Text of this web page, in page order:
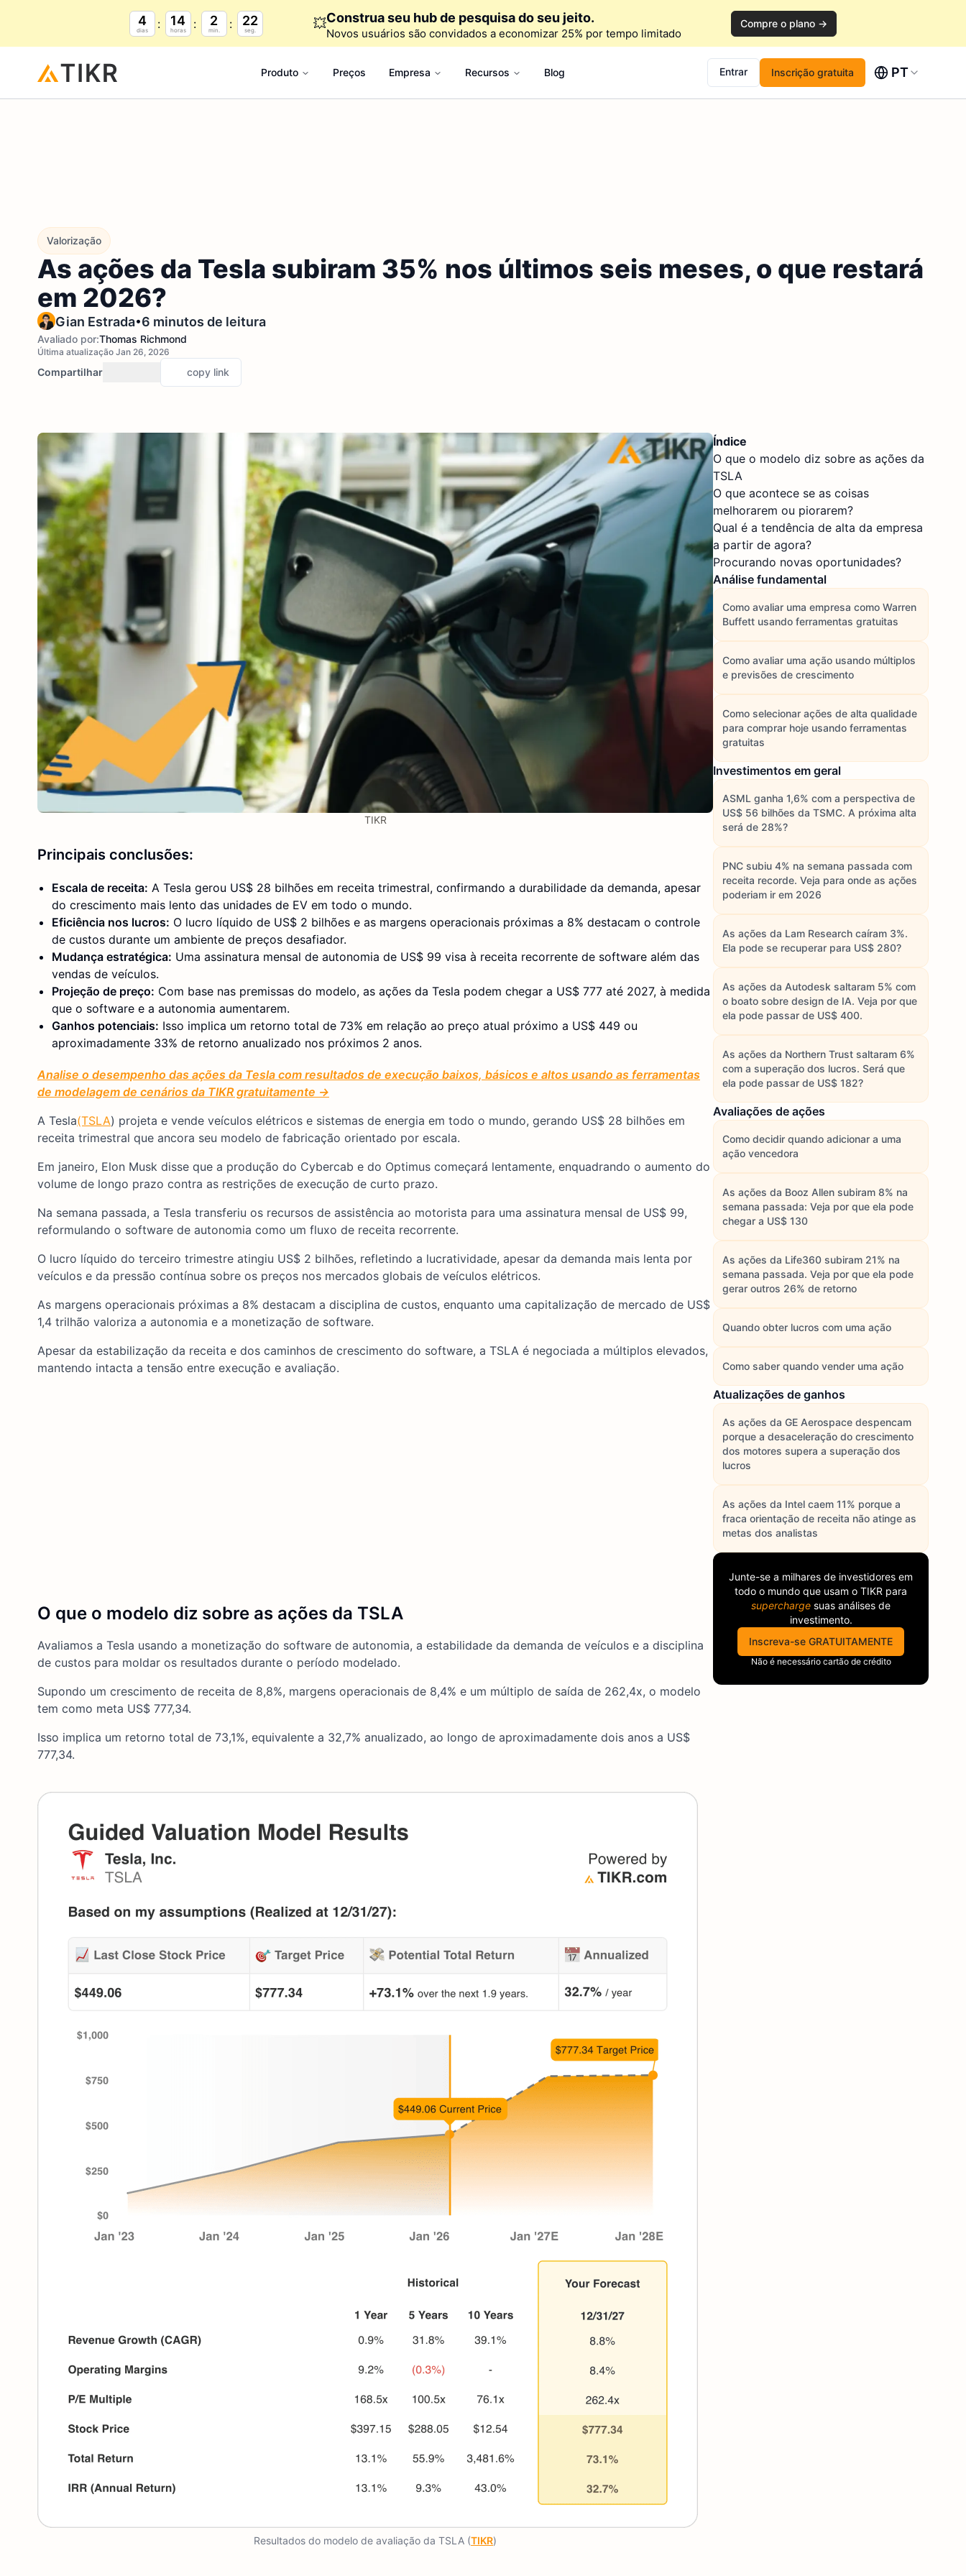
4
dias
14
horas
2
min.
20
seg. 💥Construa seu hub de pesquisa do seu jeito.
Novos usuários são convidados a economizar 25% por tempo limitado
Compre o plano →
Produto Preços Empresa Recursos Blog Entrar Inscrição gratuita PT
Valorização
As ações da Tesla subiram 35% nos últimos seis meses, o que restará
em 2026?
Gian Estrada•6 minutos de leitura
Avaliado por:Thomas Richmond
Última atualização Jan 26, 2026
Compartilhar copy link
TIKR
Principais conclusões:
Escala de receita: A Tesla gerou US$ 28 bilhões em receita trimestral, confirmando a durabilidade da demanda, apesar
do crescimento mais lento das unidades de EV em todo o mundo.
Eficiência nos lucros: O lucro líquido de US$ 2 bilhões e as margens operacionais próximas a 8% destacam o controle
de custos durante um ambiente de preços desafiador.
Mudança estratégica: Uma assinatura mensal de autonomia de US$ 99 visa à receita recorrente de software além das
vendas de veículos.
Projeção de preço: Com base nas premissas do modelo, as ações da Tesla podem chegar a US$ 777 até 2027, à medida
que o software e a autonomia aumentarem.
Ganhos potenciais: Isso implica um retorno total de 73% em relação ao preço atual próximo a US$ 449 ou
aproximadamente 33% de retorno anualizado nos próximos 2 anos.
Analise o desempenho das ações da Tesla com resultados de execução baixos, básicos e altos usando as ferramentas
de modelagem de cenários da TIKR gratuitamente →
A Tesla(TSLA) projeta e vende veículos elétricos e sistemas de energia em todo o mundo, gerando US$ 28 bilhões em
receita trimestral que ancora seu modelo de fabricação orientado por escala.
Em janeiro, Elon Musk disse que a produção do Cybercab e do Optimus começará lentamente, enquadrando o aumento do
volume de longo prazo contra as restrições de execução de curto prazo.
Na semana passada, a Tesla transferiu os recursos de assistência ao motorista para uma assinatura mensal de US$ 99,
reformulando o software de autonomia como um fluxo de receita recorrente.
O lucro líquido do terceiro trimestre atingiu US$ 2 bilhões, refletindo a lucratividade, apesar da demanda mais lenta por
veículos e da pressão contínua sobre os preços nos mercados globais de veículos elétricos.
As margens operacionais próximas a 8% destacam a disciplina de custos, enquanto uma capitalização de mercado de US$
1,4 trilhão valoriza a autonomia e a monetização de software.
Apesar da estabilização da receita e dos caminhos de crescimento do software, a TSLA é negociada a múltiplos elevados,
mantendo intacta a tensão entre execução e avaliação.
O que o modelo diz sobre as ações da TSLA
Avaliamos a Tesla usando a monetização do software de autonomia, a estabilidade da demanda de veículos e a disciplina
de custos para moldar os resultados durante o período modelado.
Supondo um crescimento de receita de 8,8%, margens operacionais de 8,4% e um múltiplo de saída de 262,4x, o modelo
tem como meta US$ 777,34.
Isso implica um retorno total de 73,1%, equivalente a 32,7% anualizado, ao longo de aproximadamente dois anos a US$
777,34.
Resultados do modelo de avaliação da TSLA (TIKR)
Índice
O que o modelo diz sobre as ações da
TSLA
O que acontece se as coisas
melhorarem ou piorarem?
Qual é a tendência de alta da empresa
a partir de agora?
Procurando novas oportunidades?
Análise fundamental
Como avaliar uma empresa como Warren
Buffett usando ferramentas gratuitas
Como avaliar uma ação usando múltiplos
e previsões de crescimento
Como selecionar ações de alta qualidade
para comprar hoje usando ferramentas
gratuitas
Investimentos em geral
ASML ganha 1,6% com a perspectiva de
US$ 56 bilhões da TSMC. A próxima alta
será de 28%?
PNC subiu 4% na semana passada com
receita recorde. Veja para onde as ações
poderiam ir em 2026
As ações da Lam Research caíram 3%.
Ela pode se recuperar para US$ 280?
As ações da Autodesk saltaram 5% com
o boato sobre design de IA. Veja por que
ela pode passar de US$ 400.
As ações da Northern Trust saltaram 6%
com a superação dos lucros. Será que
ela pode passar de US$ 182?
Avaliações de ações
Como decidir quando adicionar a uma
ação vencedora
As ações da Booz Allen subiram 8% na
semana passada: Veja por que ela pode
chegar a US$ 130
As ações da Life360 subiram 21% na
semana passada. Veja por que ela pode
gerar outros 26% de retorno
Quando obter lucros com uma ação
Como saber quando vender uma ação
Atualizações de ganhos
As ações da GE Aerospace despencam
porque a desaceleração do crescimento
dos motores supera a superação dos
lucros
As ações da Intel caem 11% porque a
fraca orientação de receita não atinge as
metas dos analistas
Junte-se a milhares de investidores em
todo o mundo que usam o TIKR para
supercharge suas análises de
investimento.
Inscreva-se GRATUITAMENTE
Não é necessário cartão de crédito